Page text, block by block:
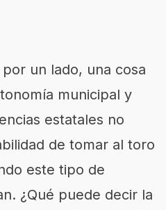
un lado, una cosa
municipal y
estatales no
de tomar al toro
este tipo de
¿Qué puede decir la